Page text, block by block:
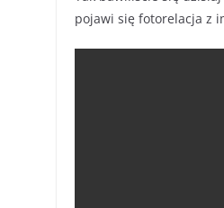
pojawi się fotorelacja z